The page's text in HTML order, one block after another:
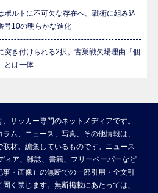
ポルトに不可欠な存在へ。戦術に組み込
号10の明らかな進化
突き付けられる2択。古巣戦欠場理由「個
とは一体…
、サッカー専門のネットメディアです。
ム、ニュース、写真、その他情報は、
材、編集しているものです。ニュース
ィア、雑誌、書籍、フリーペーパーなど
・画像）の無断での一部引用・全文引
く禁じます。無断掲載にあたっては、